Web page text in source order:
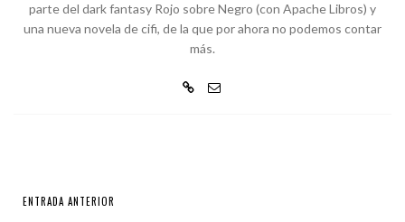
parte del dark fantasy Rojo sobre Negro (con Apache Libros) y
una nueva novela de cifi, de la que por ahora no podemos contar
más.
ENTRADA ANTERIOR